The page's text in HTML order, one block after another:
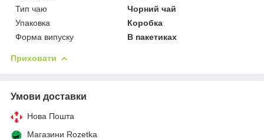
Тип чаю
Чорний чай
Упаковка
Коробка
Форма випуску
В пакетиках
Приховати
Умови доставки
Нова Пошта
Магазини Rozetka